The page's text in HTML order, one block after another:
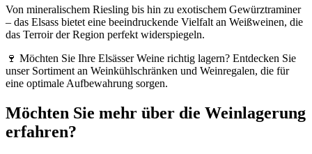
Von mineralischem Riesling bis hin zu exotischem Gewürztraminer
– das Elsass bietet eine beeindruckende Vielfalt an Weißweinen, die
das Terroir der Region perfekt widerspiegeln.
🍷 Möchten Sie Ihre Elsässer Weine richtig lagern? Entdecken Sie
unser Sortiment an Weinkühlschränken und Weinregalen, die für
eine optimale Aufbewahrung sorgen.
Möchten Sie mehr über die Weinlagerung
erfahren?